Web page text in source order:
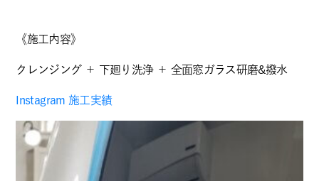
《施工内容》
クレンジング ＋ 下廻り洗浄 ＋ 全面窓ガラス研磨&撥水
Instagram 施工実績